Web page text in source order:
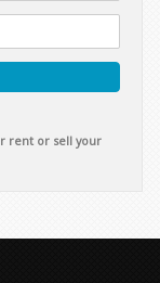
rent or sell your